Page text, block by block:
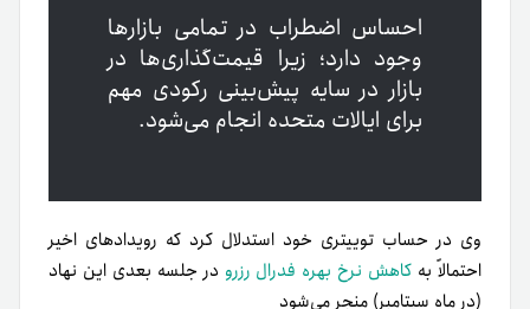
احساس اضطراب در تمامی بازارها
وجود دارد؛ زیرا قیمت‌گذاری‌ها در
بازار در سایه پیش‌بینی رکودی مهم
برای ایالات متحده انجام می‌شود.
وی در حساب توییتری خود استدلال کرد که رویدادهای اخیر
احتمالاً به کاهش نرخ بهره فدرال رزرو در جلسه بعدی این نهاد
(در ماه سپتامبر) منجر می‌شود